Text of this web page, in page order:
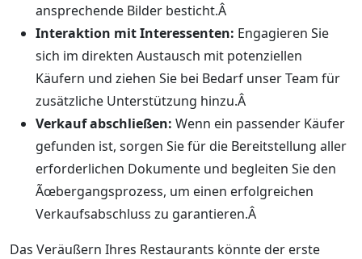
ansprechende Bilder besticht.Â
Interaktion mit Interessenten: Engagieren Sie
sich im direkten Austausch mit potenziellen
Käufern und ziehen Sie bei Bedarf unser Team für
zusätzliche Unterstützung hinzu.Â
Verkauf abschließen: Wenn ein passender Käufer
gefunden ist, sorgen Sie für die Bereitstellung aller
erforderlichen Dokumente und begleiten Sie den
Ãœbergangsprozess, um einen erfolgreichen
Verkaufsabschluss zu garantieren.Â
Das Veräußern Ihres Restaurants könnte der erste